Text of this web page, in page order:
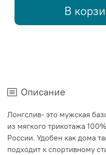
В
Описание
Лонгслив- это мужская
из мягкого трикотажа
России. Удобен как дома
подходит к спортивному